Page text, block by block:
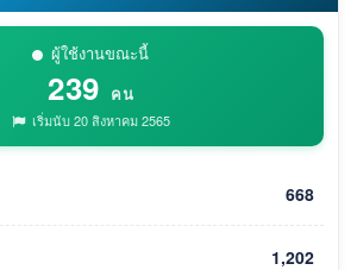
ผู้ใช้งานขณะนี้
239 คน
เริ่มนับ 20 สิงหาคม 2565
668
1,202